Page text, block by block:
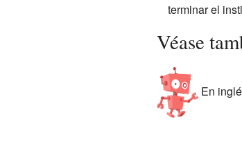
terminar el
Véase
En